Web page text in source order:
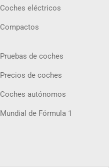
Coches eléctricos
Compactos
Pruebas de coches
Precios de coches
Coches autónomos
Mundial de Fórmula 1